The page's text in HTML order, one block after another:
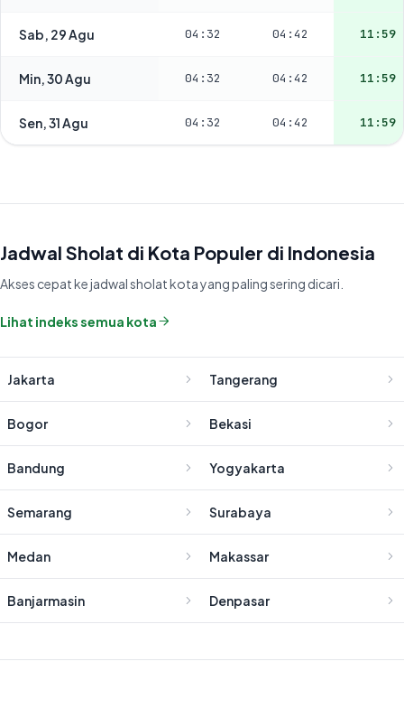
Sab, 29 Agu 04:32 04:42 11:59
Min, 30 Agu 04:32 04:42 11:59
Sen, 31 Agu 04:32 04:42 11:59
Jadwal Sholat di Kota Populer di Indonesia
Akses cepat ke jadwal sholat kota yang paling sering dicari.
Lihat indeks semua kota
Jakarta Tangerang
Bogor Bekasi
Bandung Yogyakarta
Semarang Surabaya
Medan Makassar
Banjarmasin Denpasar